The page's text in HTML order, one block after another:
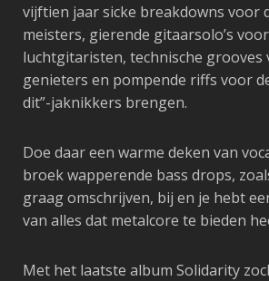
vijftien jaar sicke breakdowns voor
meisters, gierende gitaarsolo’s
luchtgitaristen, technische grooves
genieters en pompende riffs voor
dit”-jaknikkers brengen.
Doe daar een warme deken van
broek wapperende bass drops,
graag omschrijven, bij en je hebt
van alles dat metalcore te bieden
Met het laatste album Solidarity